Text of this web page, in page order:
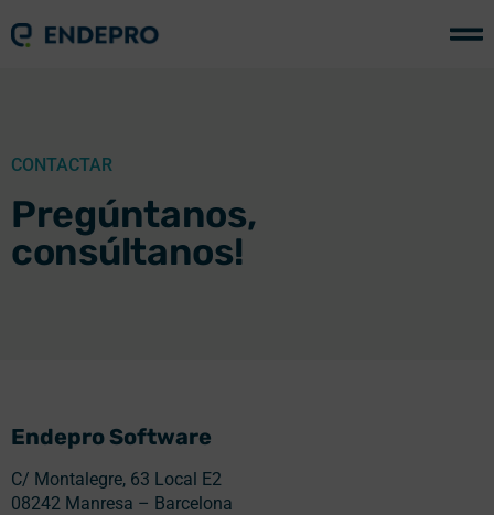
CONTACTAR
Pregúntanos,
consúltanos!
Endepro Software
C/ Montalegre, 63 Local E2
08242 Manresa – Barcelona